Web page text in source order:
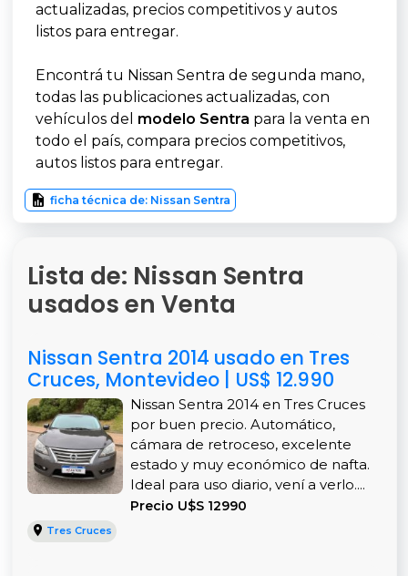
actualizadas, precios competitivos y autos
listos para entregar.
Encontrá tu Nissan Sentra de segunda mano,
todas las publicaciones actualizadas, con
vehículos del modelo Sentra para la venta en
todo el país, compara precios competitivos,
autos listos para entregar.
ficha técnica de: Nissan Sentra
Lista de: Nissan Sentra
usados en Venta
Nissan Sentra 2014 usado en Tres
Cruces, Montevideo | US$ 12.990
Nissan Sentra 2014 en Tres Cruces
por buen precio. Automático,
cámara de retroceso, excelente
estado y muy económico de nafta.
Ideal para uso diario, vení a verlo....
Precio U$S 12990
Tres Cruces